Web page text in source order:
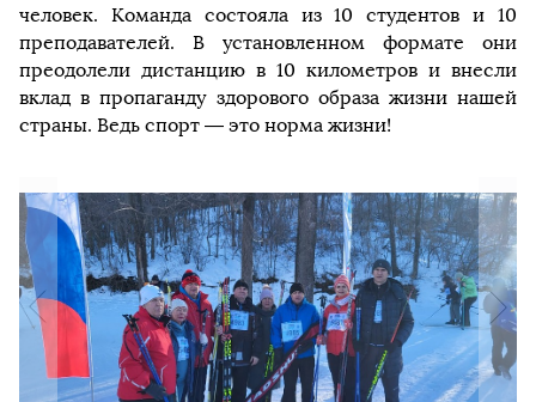
человек. Команда состояла из 10 студентов и 10
преподавателей. В установленном формате они
преодолели дистанцию в 10 километров и внесли
вклад в пропаганду здорового образа жизни нашей
страны. Ведь спорт — это норма жизни!